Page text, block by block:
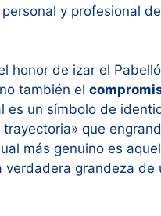
y profesional
honor de izar el
también el
es un símbolo de
que
más genuino es
grandeza de